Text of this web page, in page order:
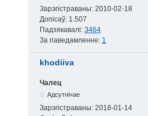
Зарэгістраваны: 2010-02-18
Допісаў: 1.507
Падзякавалі: 3464
За паведамленне: 1
khodiiva
Чалец
Адсутнічае
Зарэгістраваны: 2018-01-14